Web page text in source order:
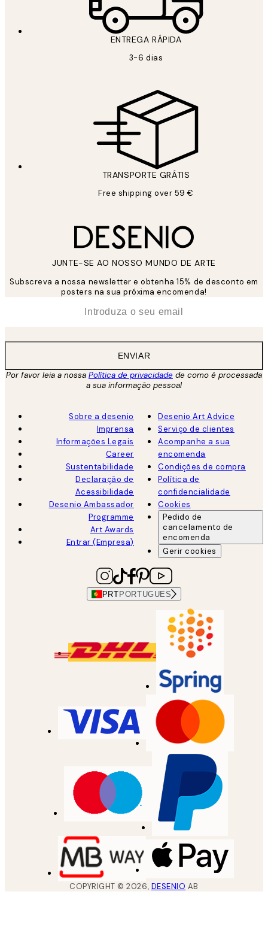
ENTREGA RÁPIDA
3-6 dias
TRANSPORTE GRÁTIS
Free shipping over 59 €
JUNTE-SE AO NOSSO MUNDO DE ARTE
Subscreva a nossa newsletter e obtenha 15% de desconto em
posters na sua próxima encomenda!
ENVIAR
Por favor leia a nossa Política de privacidade de como é processada
a sua informação pessoal
Sobre a desenio
Imprensa
Informações Legais
Career
Sustentabilidade
Declaração de
Acessibilidade
Desenio Ambassador
Programme
Art Awards
Entrar (Empresa)
Desenio Art Advice
Serviço de clientes
Acompanhe a sua
encomenda
Condições de compra
Política de
confidencialidade
Cookies
Pedido de
cancelamento de
encomenda
Gerir cookies
PRT PORTUGUES
COPYRIGHT ©2026, DESENIO AB